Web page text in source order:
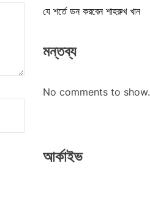
যে শর্তে ডন করবেন শাহরুখ খান
মন্তব্য
No comments to show.
আর্কাইভ